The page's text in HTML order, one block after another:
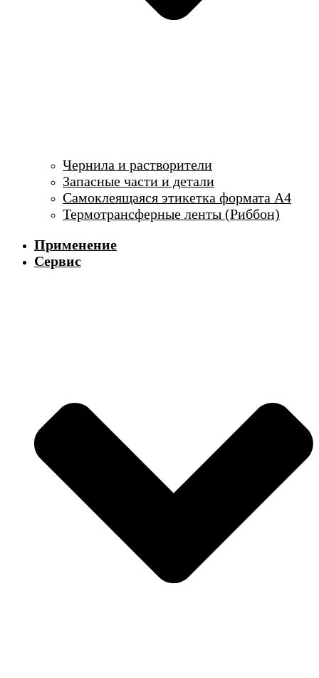
Чернила и растворители
Запасные части и детали
Самоклеящаяся этикетка формата А4
Термотрансферные ленты (Риббон)
Применение
Сервис